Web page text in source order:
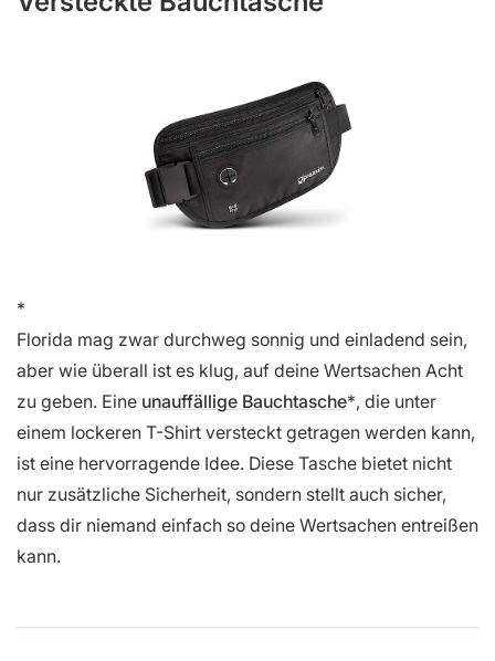
Florida mag zwar durchweg sonnig und einladend sein,
aber wie überall ist es klug, auf deine Wertsachen Acht
zu geben. Eine unauffällige Bauchtasche , die unter
einem lockeren T-Shirt versteckt getragen werden kann,
ist eine hervorragende Idee. Diese Tasche bietet nicht
nur zusätzliche Sicherheit, sondern stellt auch sicher,
dass dir niemand einfach so deine Wertsachen entreißen
kann.